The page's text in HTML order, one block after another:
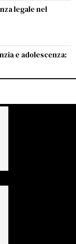
legale nel
e adolescenza: